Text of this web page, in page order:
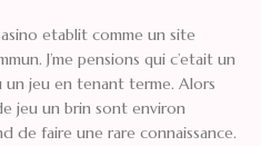
etablit comme un site
J’me pensions qui c’etait un
un jeu en tenant terme. Alors
jeu un brin sont environ
de faire une rare connaissance.